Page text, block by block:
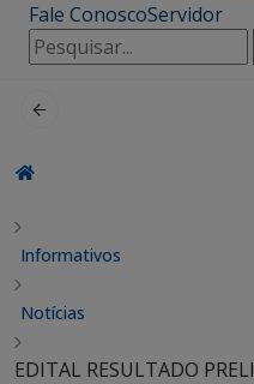
Fale ConoscoServidor
Pesquisar
por:
Informativos
Notícias
EDITAL RESULTADO